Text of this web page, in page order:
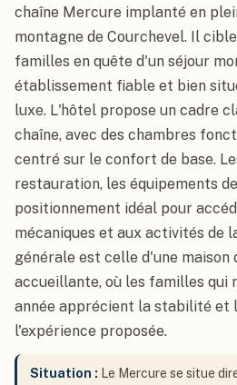
chaîne Mercure implanté en
montagne de Courchevel. Il
familles en quête d'un séjour
établissement fiable et bien
luxe. L'hôtel propose un cadre
chaîne, avec des chambres
centré sur le confort de base.
restauration, les équipements
positionnement idéal pour
mécaniques et aux activités de
générale est celle d'une maison
accueillante, où les familles qui
année apprécient la stabilité et
l'expérience proposée.
Situation : Le Mercure se situe